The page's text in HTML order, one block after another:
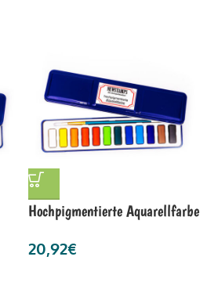
Hochpigmentierte Aquarellfarbe
20,92€